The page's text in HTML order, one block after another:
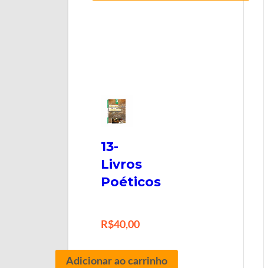
13-
Livros
Poéticos
R$40,00
Adicionar ao carrinho